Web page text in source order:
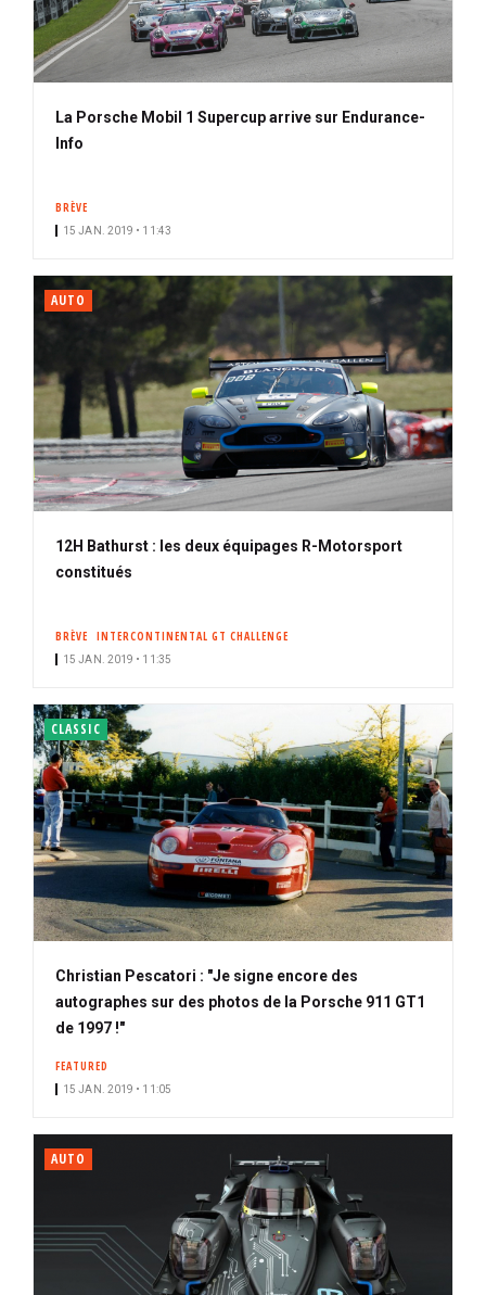
La Porsche Mobil 1 Supercup arrive sur Endurance-
Info
BRÈVE
15 JAN. 2019 • 11:43
AUTO
12H Bathurst : les deux équipages R-Motorsport
constitués
BRÈVE INTERCONTINENTAL GT CHALLENGE
15 JAN. 2019 • 11:35
CLASSIC
Christian Pescatori : "Je signe encore des
autographes sur des photos de la Porsche 911 GT1
de 1997 !"
FEATURED
15 JAN. 2019 • 11:05
AUTO